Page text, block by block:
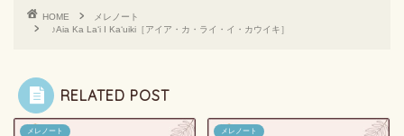
HOME
メレノート
♪Aia Ka Laʻi I Kaʻuiki［アイア・カ・ライ・イ・カウイキ］
RELATED POST
メレノート メレノート